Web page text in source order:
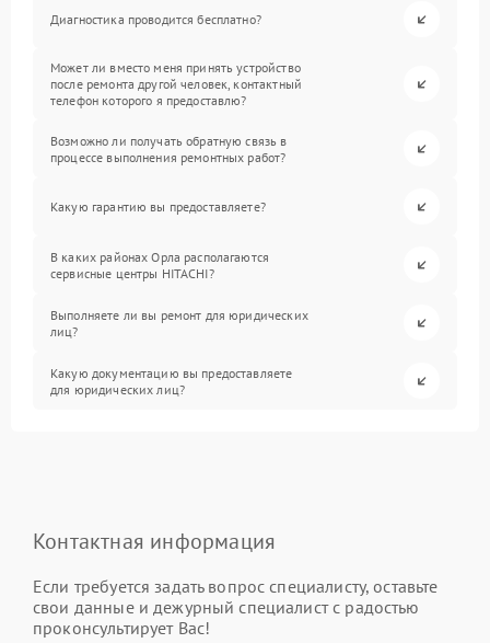
Диагностика проводится бесплатно?
Может ли вместо меня принять устройство
после ремонта другой человек, контактный
телефон которого я предоставлю?
Возможно ли получать обратную связь в
процессе выполнения ремонтных работ?
Какую гарантию вы предоставляете?
В каких районах Орла располагаются
сервисные центры HITACHI?
Выполняете ли вы ремонт для юридических
лиц?
Какую документацию вы предоставляете
для юридических лиц?
Контактная информация
Если требуется задать вопрос специалисту, оставьте
свои данные и дежурный специалист с радостью
проконсультирует Вас!